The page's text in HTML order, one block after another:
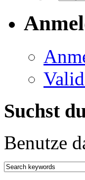
Valid
Suchst
Benutze